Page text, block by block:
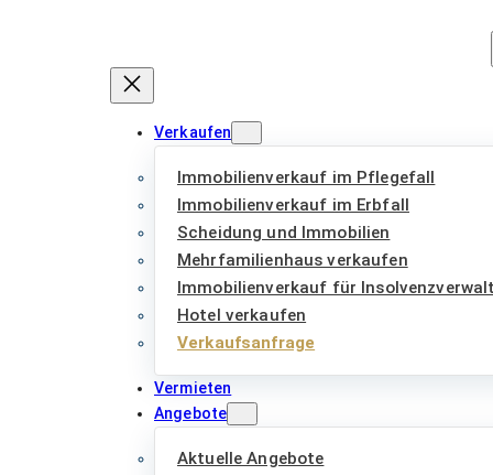
Verkaufen
Immobilienverkauf im Pflegefall
Immobilienverkauf im Erbfall
Scheidung und Immobilien
Mehrfamilienhaus verkaufen
Immobilienverkauf für
Hotel verkaufen
Verkaufsanfrage
Vermieten
Angebote
Aktuelle Angebote